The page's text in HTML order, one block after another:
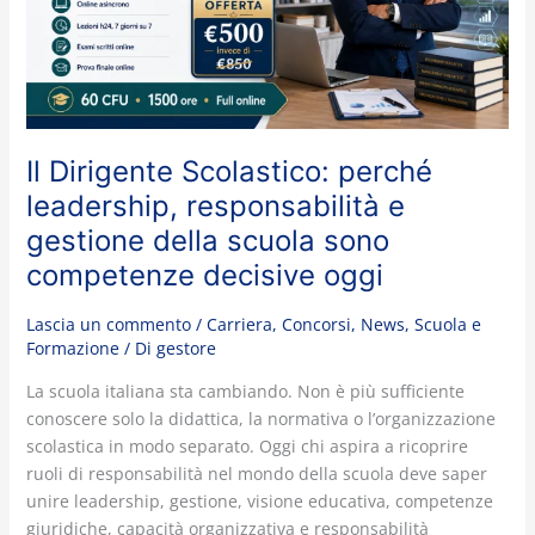
Il Dirigente Scolastico: perché
leadership, responsabilità e
gestione della scuola sono
competenze decisive oggi
Lascia un commento / Carriera, Concorsi, News, Scuola e
Formazione/ Di gestore
La scuola italiana sta cambiando. Non è più sufficiente
conoscere solo la didattica, la normativa o l’organizzazione
scolastica in modo separato. Oggi chi aspira a ricoprire
ruoli di responsabilità nel mondo della scuola deve saper
unire leadership, gestione, visione educativa, competenze
giuridiche, capacità organizzativa e responsabilità
responsabilità
gestione
della
scuola
competenze
decisive